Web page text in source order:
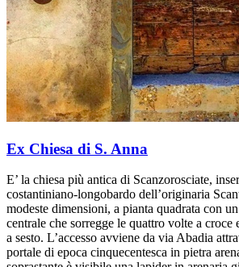
Ex Chiesa di S. Anna
E’ la chiesa più antica di Scanzorosciate,
costantiniano-longobardo dell’originaria
modeste dimensioni, a pianta quadrata con
centrale che sorregge le quattro volte a croce
a sesto. L’accesso avviene da via Abadia
portale di epoca cinquecentesca in pietra